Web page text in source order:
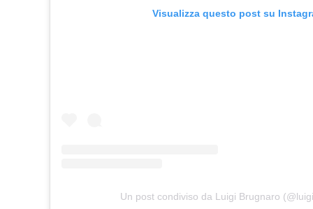
Visualizza questo post su
Un post condiviso da Luigi Brugnaro